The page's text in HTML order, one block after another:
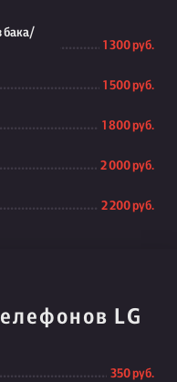
бака/
1 300 руб.
1 500 руб.
1 800 руб.
2 000 руб.
2 200 руб.
LG
350 руб.